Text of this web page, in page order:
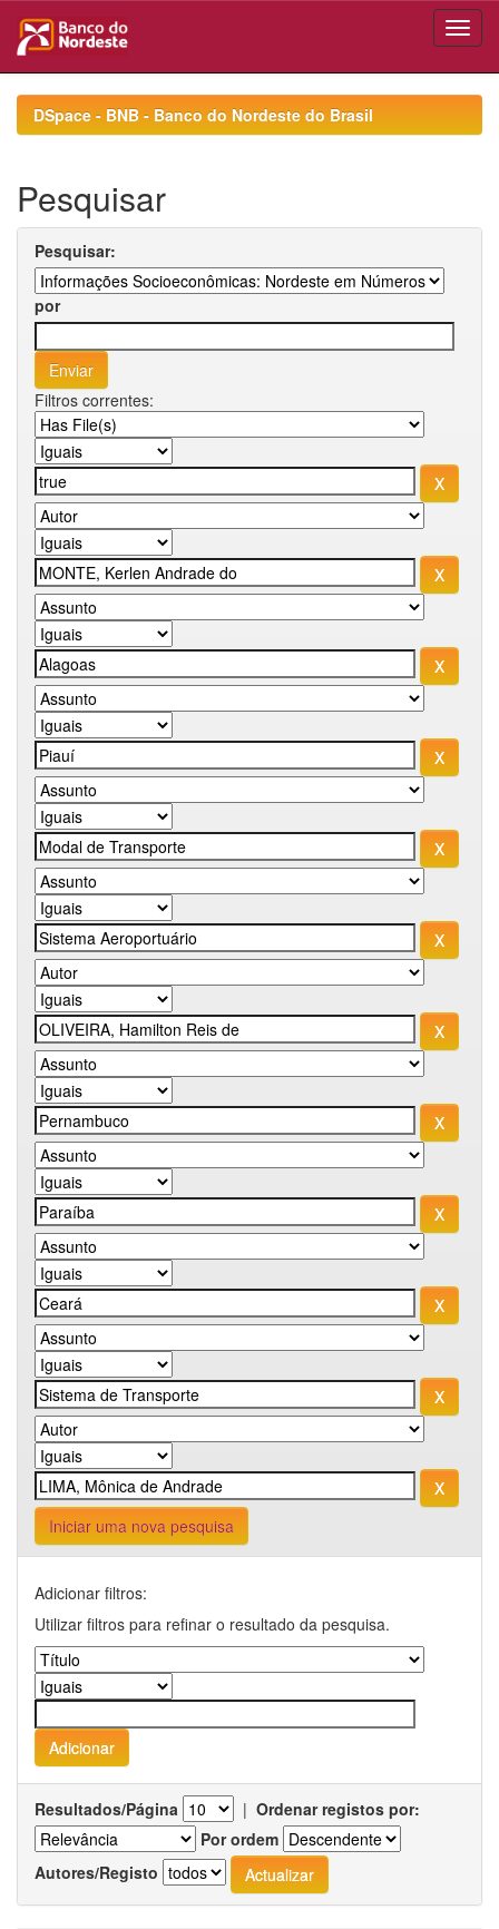
navigationDSpace - BNB - Banco do Nordeste do Brasil
Pesquisar
Pesquisar:
por
Filtros correntes:
Iniciar uma nova pesquisa
Adicionar filtros:
Utilizar filtros para refinar o resultado da pesquisa.
Resultados/Página | Ordenar registos por:
Por ordem
Autores/Registo